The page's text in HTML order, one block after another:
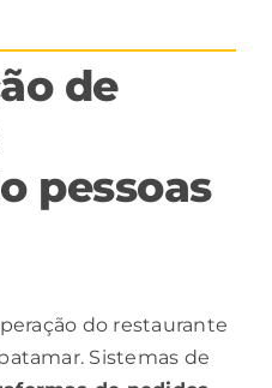
de
pessoas
do restaurante
Sistemas de